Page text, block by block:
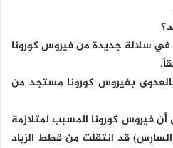
في سلالة جديدة من فيروس كورونا
بفيروس كورونا مستجد من
فيروس كورونا المسبب لمتلازمة
(السارس) قد انتقلت من قطط الزباد